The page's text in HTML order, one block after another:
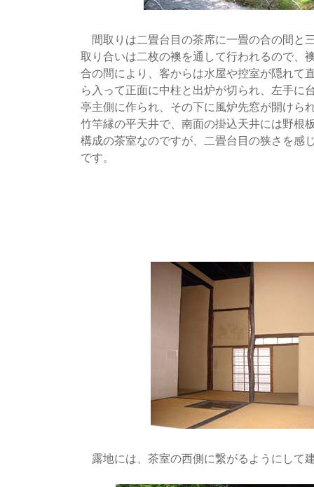
間取りは二畳台目の茶席に一畳の合の間と
取り合いは二枚の襖を通して行われるので、
合の間により、客からは水屋や控室が隠れて
ら入って正面に中柱と出炉が切られ、左手に
亭主側に作られ、その下に風炉先窓が開けら
竹竿縁の平天井で、南面の掛込天井には野根
構成の茶室なのですが、二畳台目の狭さを感
です。
露地には、茶室の西側に繋がるようにして